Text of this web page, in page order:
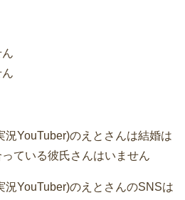
況YouTuber)のえとさんは結婚は
ている彼氏さんはいません
況YouTuber)のえとさんのSNSは